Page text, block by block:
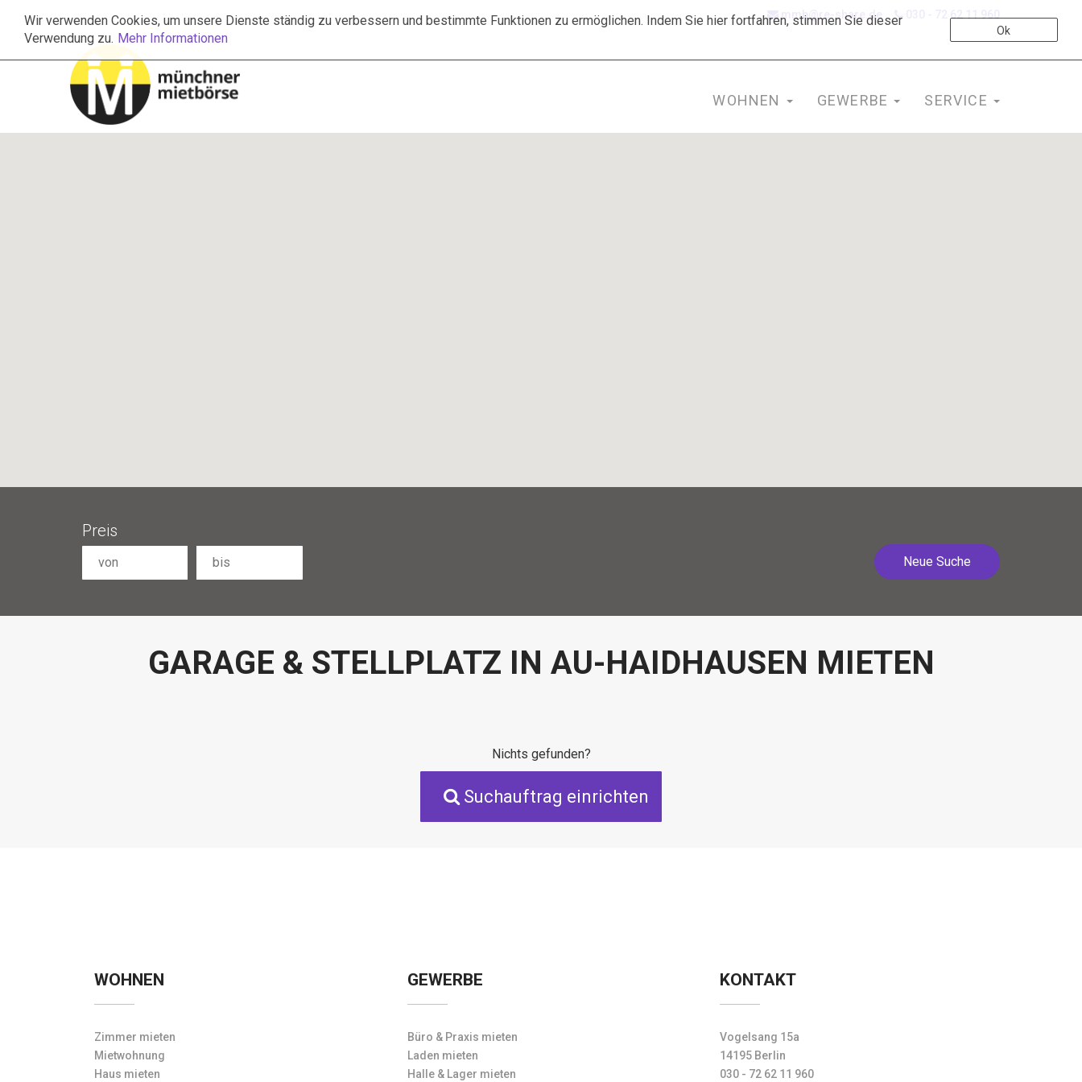
mmb@re-share.de
WOHNEN GEWERBE SERVICE
Preis
Neue Suche
GARAGE & STELLPLATZ IN AU-HAIDHAUSEN MIETEN
Nichts gefunden?
Suchauftrag einrichten
WOHNEN
Zimmer mieten
Mietwohnung
Haus mieten
GEWERBE
Büro & Praxis mieten
Laden mieten
Halle & Lager mieten
KONTAKT
Vogelsang 15a
14195 Berlin
030 - 72 62 11 960
Wir verwenden Cookies, um unsere Dienste ständig zu verbessern und bestimmte Funktionen zu ermöglichen. Indem Sie hier fortfahren, stimmen Sie dieser
Verwendung zu. Mehr Informationen Ok